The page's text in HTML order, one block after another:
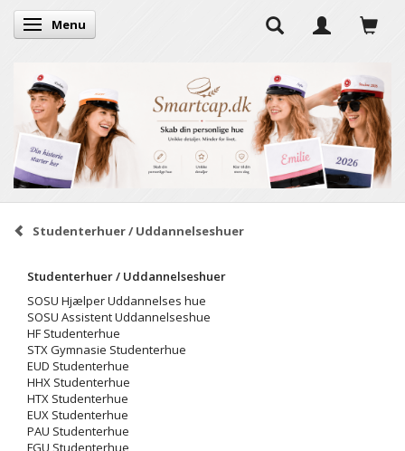
Skifte navigation
Menu
Studenterhuer / Uddannelseshuer
Studenterhuer / Uddannelseshuer
SOSU Hjælper Uddannelses hue
SOSU Assistent Uddannelseshue
HF Studenterhue
STX Gymnasie Studenterhue
EUD Studenterhue
HHX Studenterhue
HTX Studenterhue
EUX Studenterhue
PAU Studenterhue
FGU Studenterhue